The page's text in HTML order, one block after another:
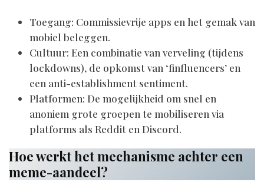
Toegang: Commissievrije apps en het gemak van
mobiel beleggen.
Cultuur: Een combinatie van verveling (tijdens
lockdowns), de opkomst van ‘finfluencers’ en
een anti-establishment sentiment.
Platformen: De mogelijkheid om snel en
anoniem grote groepen te mobiliseren via
platforms als Reddit en Discord.
Hoe werkt het mechanisme achter een
meme-aandeel?